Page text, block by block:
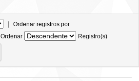
| Ordenar registros por
Ordenar
Registro(s)